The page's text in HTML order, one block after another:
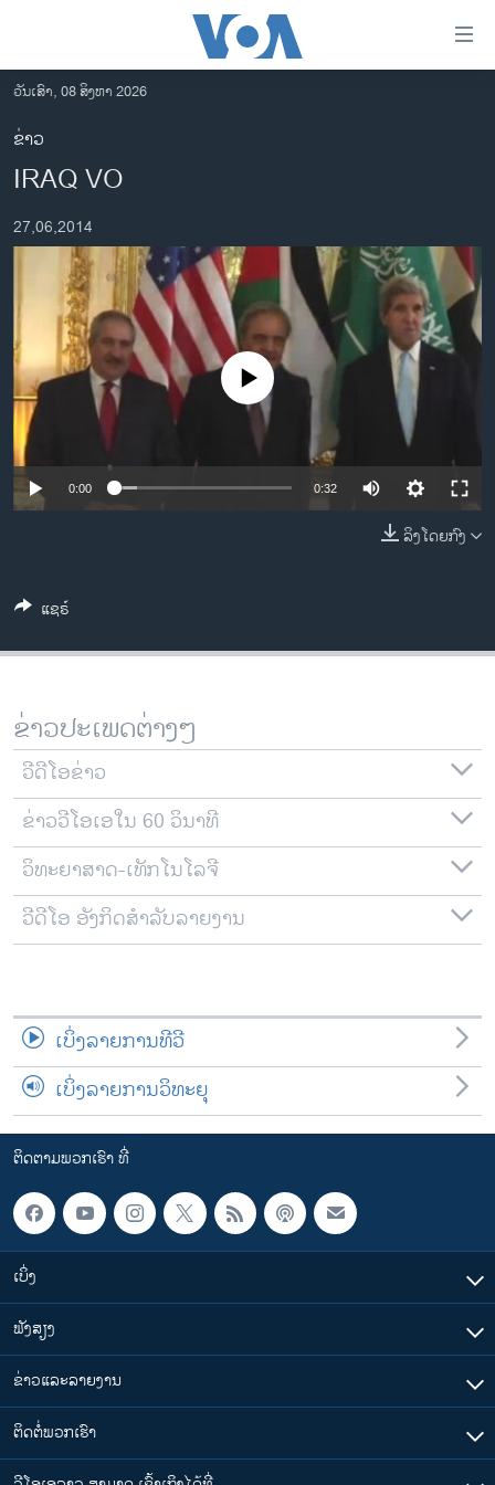
ເຂົ້າ
ຫາ
ຂ້າມ
ຂ້າມ
ໄປ
ຄົ້ນ
ອາເມຣິກາ
ການເລືອກຕັ້ງ ປະທານາທີບໍດີ ສະຫະລັດ 2024
ຂ່າວ​ຈີນ
ໂລກ
ເອເຊຍ
ອິດສະຫຼະພາບດ້ານການຂ່າວ
ຊີວິດຊາວລາວ
ຊຸມຊົນຊາວລາວ
ວິທະຍາສາດ-ເທັກໂນໂລຈີ
ພາສາອັງກິດ
ລາຍການກະຈາຍສຽງ
ລາຍງານ
ຕິດຕາມພວກເຮົາ ທີ່
ພາສາຕ່າງໆ
ວັນເສົາ, 08 ສິງຫາ 2026
ຂ່າວ
IRAQ VO
27,06,2014
No media source currently available
0:00 0:32
ລິງໂດຍກົງ
ແຊຣ໌
ຂ່າວປະເພດຕ່າງໆ
ວີດີໂອຂ່າວ
ຂ່າວວີໂອເອໃນ 60 ວິນາທີ
ວິທະຍາສາດ-ເທັກໂນໂລຈີ
ວີດີໂອ ອັງກິດສຳລັບລາຍງານ
ເບິ່ງລາຍການທີວີ
ເບິ່ງລາຍການວິທະຍຸ
ຕິດຕາມພວກເຮົາ ທີ່
ເບິ່ງ
ຟັງສຽງ
ຂ່າວແລະລາຍງານ
ຕິດຕໍ່ພວກເຮົາ